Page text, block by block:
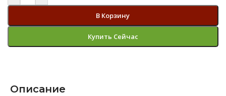
В Корзину
Купить Сейчас
Описание